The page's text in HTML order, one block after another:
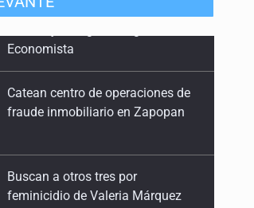
Catean centro de operaciones de
fraude inmobiliario en Zapopan
feminicidio de Valeria Márquez